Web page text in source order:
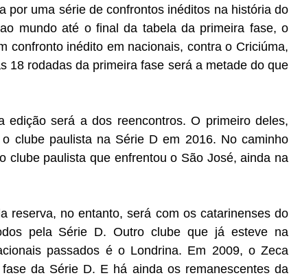
por uma série de confrontos inéditos na história do
mundo até o final da tabela da primeira fase, o
confronto inédito em nacionais, contra o Criciúma,
18 rodadas da primeira fase será a metade do que
edição será a dos reencontros. O primeiro deles,
clube paulista na Série D em 2016. No caminho
clube paulista que enfrentou o São José, ainda na
reserva, no entanto, será com os catarinenses do
pela Série D. Outro clube que já esteve na
passados é o Londrina. Em 2009, o Zeca
da Série D. E há ainda os remanescentes da